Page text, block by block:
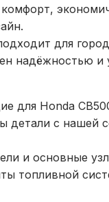
для
надёжностью и
для Honda
детали с нашей
и основные
топливной